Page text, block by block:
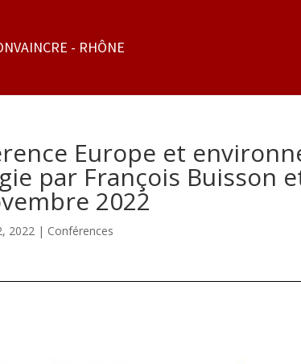
Europe et
par François Buisson
2022
2022 | Conférences